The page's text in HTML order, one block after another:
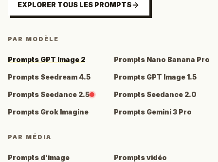
EXPLORER TOUS LES PROMPTS
PAR MODÈLE
Prompts GPT Image 2 Prompts Nano Banana Pro
Prompts Seedream 4.5 Prompts GPT Image 1.5
Prompts Seedance 2.5 Prompts Seedance 2.0
Prompts Grok Imagine Prompts Gemini 3 Pro
PAR MÉDIA
Prompts d'image Prompts vidéo